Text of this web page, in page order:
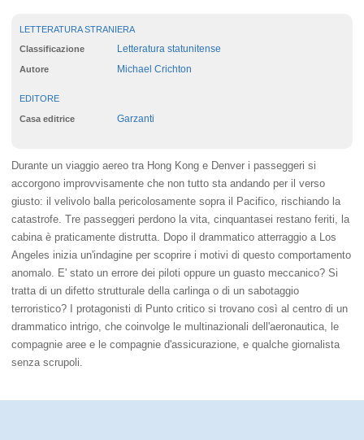
LETTERATURA STRANIERA
Classificazione Letteratura statunitense
Autore Michael Crichton
EDITORE
Casa editrice Garzanti
Durante un viaggio aereo tra Hong Kong e Denver i passeggeri si
accorgono improvvisamente che non tutto sta andando per il verso
giusto: il velivolo balla pericolosamente sopra il Pacifico, rischiando la
catastrofe. Tre passeggeri perdono la vita, cinquantasei restano feriti, la
cabina è praticamente distrutta. Dopo il drammatico atterraggio a Los
Angeles inizia un'indagine per scoprire i motivi di questo comportamento
anomalo. E' stato un errore dei piloti oppure un guasto meccanico? Si
tratta di un difetto strutturale della carlinga o di un sabotaggio
terroristico? I protagonisti di Punto critico si trovano così al centro di un
drammatico intrigo, che coinvolge le multinazionali dell'aeronautica, le
compagnie aree e le compagnie d'assicurazione, e qualche giornalista
senza scrupoli.